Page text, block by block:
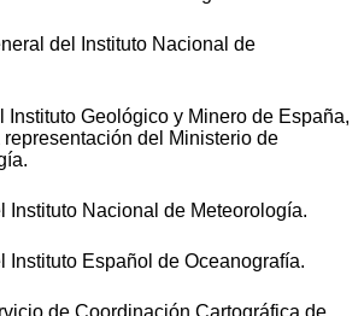
del Instituto Nacional de
Instituto Geológico y Minero de España,
del Ministerio de
Instituto Nacional de Meteorología.
Instituto Español de Oceanografía.